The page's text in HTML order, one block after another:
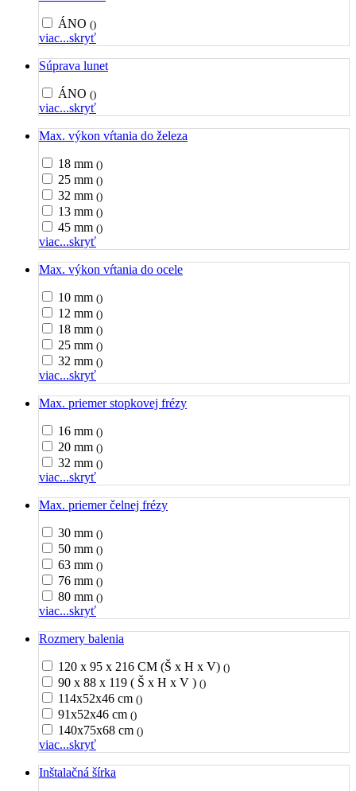
ÁNO ()
viac...skryť
Súprava lunet
ÁNO ()
viac...skryť
Max. výkon vŕtania do železa
18 mm ()
25 mm ()
32 mm ()
13 mm ()
45 mm ()
viac...skryť
Max. výkon vŕtania do ocele
10 mm ()
12 mm ()
18 mm ()
25 mm ()
32 mm ()
viac...skryť
Max. priemer stopkovej frézy
16 mm ()
20 mm ()
32 mm ()
viac...skryť
Max. priemer čelnej frézy
30 mm ()
50 mm ()
63 mm ()
76 mm ()
80 mm ()
viac...skryť
Rozmery balenia
120 x 95 x 216 CM (Š x H x V) ()
90 x 88 x 119 ( Š x H x V ) ()
114x52x46 cm ()
91x52x46 cm ()
140x75x68 cm ()
viac...skryť
Inštalačná šírka